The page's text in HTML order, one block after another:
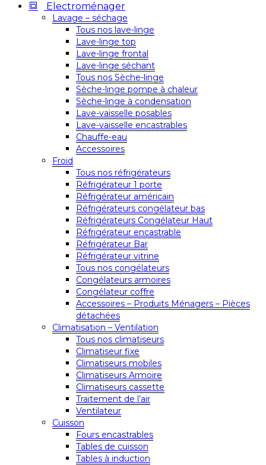
Electroménager
Lavage – séchage
Tous nos lave-linge
Lave-linge top
Lave-linge frontal
Lave-linge séchant
Tous nos Sèche-linge
Sèche-linge pompe à chaleur
Sèche-linge à condensation
Lave-vaisselle posables
Lave-vaisselle encastrables
Chauffe-eau
Accessoires
Froid
Tous nos réfrigérateurs
Réfrigérateur 1 porte
Réfrigérateur américain
Réfrigérateurs congélateur bas
Réfrigérateurs Congélateur Haut
Réfrigérateur encastrable
Réfrigérateur Bar
Réfrigérateur vitrine
Tous nos congélateurs
Congélateurs armoires
Congélateur coffre
Accessoires – Produits Ménagers – Pièces
détachées
Climatisation – Ventilation
Tous nos climatiseurs
Climatiseur fixe
Climatiseurs mobiles
Climatiseurs Armoire
Climatiseurs cassette
Traitement de l’air
Ventilateur
Cuisson
Fours encastrables
Tables de cuisson
Tables à induction